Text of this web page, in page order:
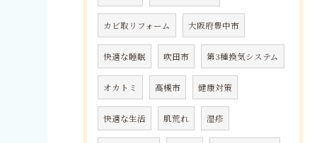
カビ取リフォーム 大阪府豊中市
快適な睡眠 吹田市 第3種換気システム
オカトミ 高槻市 健康対策
快適な生活 肌荒れ 湿疹